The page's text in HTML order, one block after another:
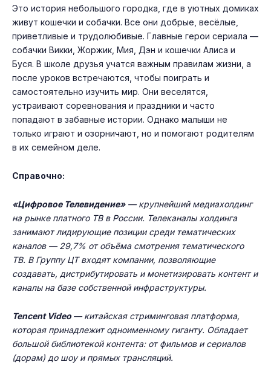
Это история небольшого городка, где в уютных домиках
живут кошечки и собачки. Все они добрые, весёлые,
приветливые и трудолюбивые. Главные герои сериала —
собачки Викки, Жоржик, Мия, Дэн и кошечки Алиса и
Буся. В школе друзья учатся важным правилам жизни, а
после уроков встречаются, чтобы поиграть и
самостоятельно изучить мир. Они веселятся,
устраивают соревнования и праздники и часто
попадают в забавные истории. Однако малыши не
только играют и озорничают, но и помогают родителям
в их семейном деле.
Справочно:
«Цифровое Телевидение»— крупнейший медиахолдинг
на рынке платного ТВ в России. Телеканалы холдинга
занимают лидирующие позиции среди тематических
каналов — 29,7% от объёма смотрения тематического
ТВ. В Группу ЦТ входят компании, позволяющие
создавать, дистрибутировать и монетизировать контент и
каналы на базе собственной инфраструктуры.
Tencent Video — китайская стриминговая платформа,
которая принадлежит одноименному гиганту. Обладает
большой библиотекой контента: от фильмов и сериалов
(дорам) до шоу и прямых трансляций.